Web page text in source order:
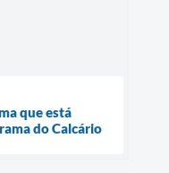
que está
do Calcário